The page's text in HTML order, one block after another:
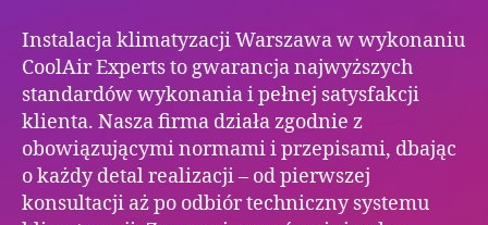
Instalacja klimatyzacji Warszawa w wykonaniu
CoolAir Experts to gwarancja najwyższych
standardów wykonania i pełnej satysfakcji
klienta. Nasza firma działa zgodnie z
obowiązującymi normami i przepisami, dbając
o każdy detal realizacji – od pierwszej
konsultacji aż po odbiór techniczny systemu